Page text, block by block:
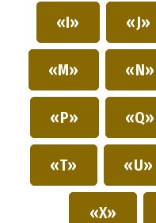
«I» «J»
«M» «N»
«P» «Q»
«T» «U»
«X»